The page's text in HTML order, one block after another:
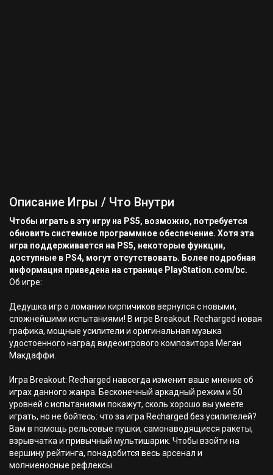
Описание Игры / Что Внутри
Чтобы играть в эту игру на PS5, возможно, потребуется
обновить системное программное обеспечение. Хотя эта
игра поддерживается на PS5, некоторые функции,
доступные в PS4, могут отсутствовать. Более подробная
информация приведена на странице PlayStation.com/bc.
Об игре:
Дедушка игр о ломании кирпичиков вернулся с новыми,
сложнейшими испытаниями! В игре Breakout: Recharged новая
графика, мощные усилители и оригинальная музыка
удостоенного наград видеоигрового композитора Меган
Макдаффи.
Игра Breakout: Recharged навсегда изменит ваше мнение об
играх данного жанра. Бесконечный аркадный режим и 50
уровней с испытаниями покажут, сколь хорошо вы умеете
играть, но не бойтесь: что за игра Recharged без усилителей?
Вам в помощь рельсовые пушки, самонаводящиеся ракеты,
взрывчатка и привычный мультишарик. Чтобы взойти на
вершину рейтинга, понадобится весь арсенал и
молниеносные рефлексы.